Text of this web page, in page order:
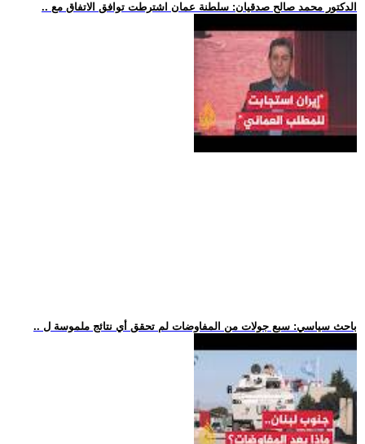
.. الدكتور محمد صالح صدقيان: سلطنة عمان اشترطت توافق الاتفاق مع
.. باحث سياسي: سبع جولات من المفاوضات لم تحقق أي نتائج ملموسة ل